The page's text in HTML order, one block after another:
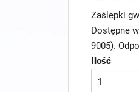
Zaślepki
Dostępne
9005).
Ilość